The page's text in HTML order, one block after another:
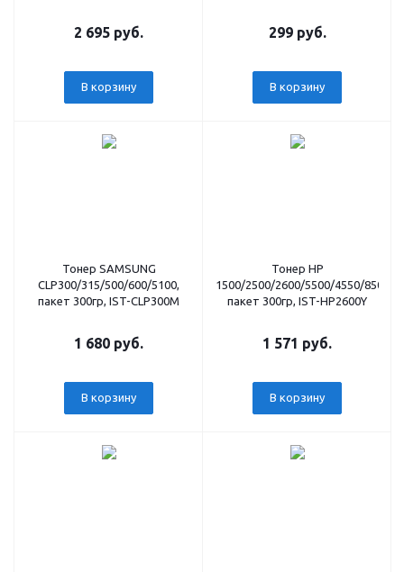
2 695 руб.
В корзину
299 руб.
В корзину
Тонер SAMSUNG
CLP300/315/500/600/5100,
пакет 300гр, IST-CLP300M
1 680 руб.
В корзину
Тонер HP
1500/2500/2600/5500/4550/8500/
пакет 300гр, IST-HP2600Y
1 571 руб.
В корзину